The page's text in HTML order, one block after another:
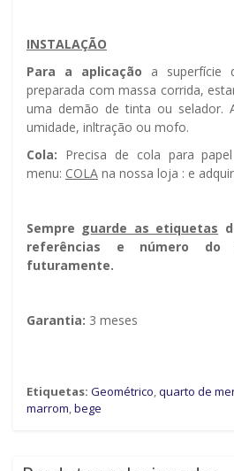
INSTALAÇÃO
Para a aplicação a superfície
preparada com massa corrida,
uma demão de tinta ou selador.
umidade, infiltração ou mofo.
Cola: Precisa de cola para
menu: COLA na nossa loja : e
Sempre guarde as etiquetas
referências e número do
futuramente.
Garantia: 3 meses
Etiquetas: Geométrico,quarto de
marrom,bege